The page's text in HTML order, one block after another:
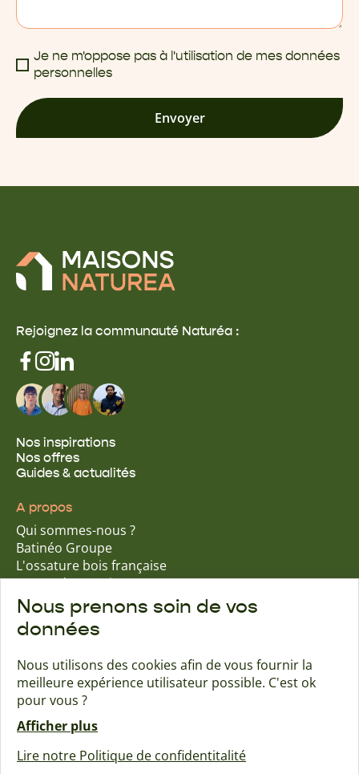
Je ne m'oppose pas à l'utilisation de mes données
personnelles
Envoyer
Rejoignez la communauté Naturéa :
Nos inspirations
Nos offres
Guides & actualités
A propos
Qui sommes-nous ?
Batinéo Groupe
L'ossature bois française
15 ans d'expertise
Nos engagements écologiques
Nos garanties assurantielles
Trouver une agence Contact
Créé avec passion par Pure illusion
Nous prenons soin de vos
données
Nous utilisons des cookies afin de vous fournir la
meilleure expérience utilisateur possible. C'est ok
pour vous ?
Afficher plus
Lire notre Politique de confidentitalité